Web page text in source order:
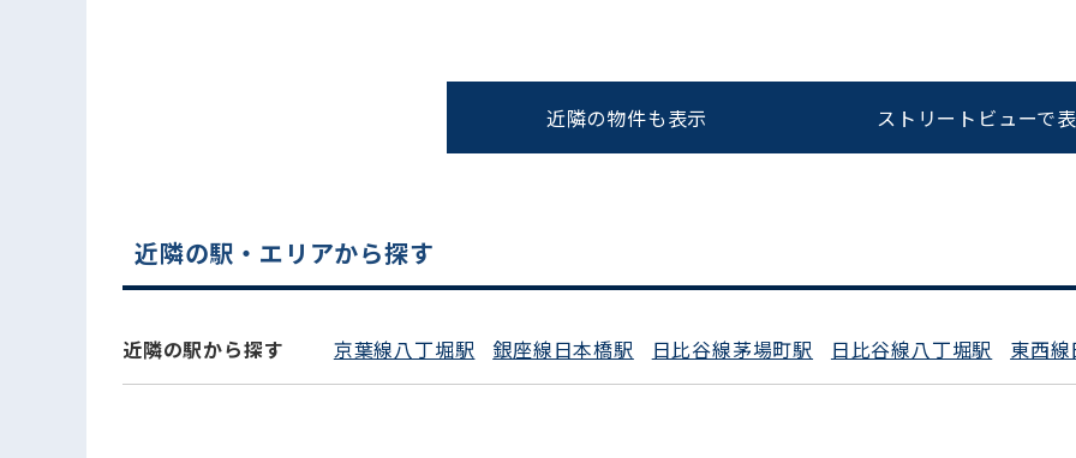
近隣の物件も表示 ストリートビューで
近隣の駅・エリアから探す
近隣の駅から探す 京葉線八丁堀駅 銀座線日本橋駅 日比谷線茅場町駅 日比谷線八丁堀駅 東西